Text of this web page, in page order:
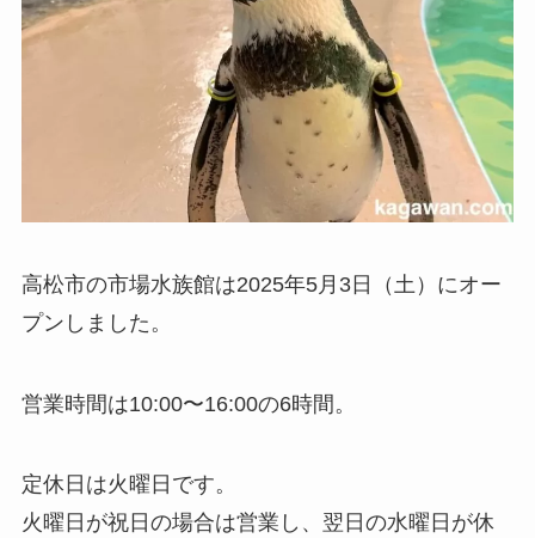
高松市の市場水族館は2025年5月3日（土）にオー
プンしました。
営業時間は10:00〜16:00の6時間。
定休日は火曜日です。
火曜日が祝日の場合は営業し、翌日の水曜日が休